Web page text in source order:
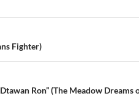
Fighter)
Ron” (The Meadow Dreams